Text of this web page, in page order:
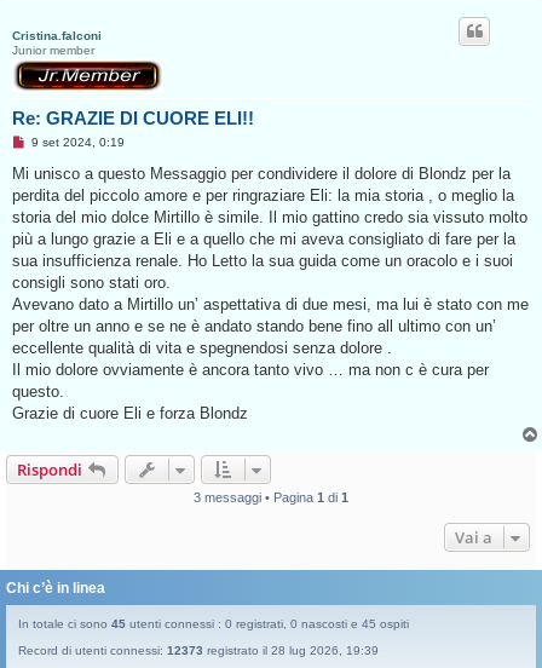
Cristina.falconi
Junior member
Re: GRAZIE DI CUORE ELI!!
M
s
a
g
i
o
a
l
g
g
r
e
9 set 2024, 0:19
Mi unisco a questo Messaggio per condividere il dolore di Blondz per la
perdita del piccolo amore e per ringraziare Eli: la mia storia , o meglio la
storia del mio dolce Mirtillo è simile. Il mio gattino credo sia vissuto molto
più a lungo grazie a Eli e a quello che mi aveva consigliato di fare per la
sua insufficienza renale. Ho Letto la sua guida come un oracolo e i suoi
consigli sono stati oro.
Avevano dato a Mirtillo un’ aspettativa di due mesi, ma lui è stato con me
per oltre un anno e se ne è andato stando bene fino all ultimo con un’
eccellente qualità di vita e spegnendosi senza dolore .
Il mio dolore ovviamente è ancora tanto vivo … ma non c è cura per
questo.
Grazie di cuore Eli e forza Blondz
Rispondi
3 messaggi • Pagina 1 di 1
Vai a
Chi c’è in linea
In totale ci sono 45 utenti connessi : 0 registrati, 0 nascosti e 45 ospiti
Record di utenti connessi: 12373 registrato il 28 lug 2026, 19:39